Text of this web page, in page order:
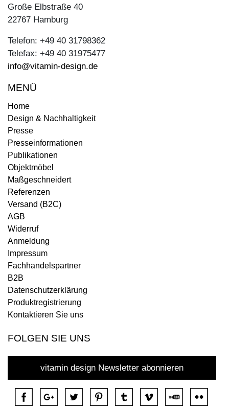
Große Elbstraße 40
22767 Hamburg
Telefon: +49 40 31798362
Telefax: +49 40 31975477
info@vitamin-design.de
MENÜ
Home
Design & Nachhaltigkeit
Presse
Presseinformationen
Publikationen
Objektmöbel
Maßgeschneidert
Referenzen
Versand (B2C)
AGB
Widerruf
Anmeldung
Impressum
Fachhandelspartner
B2B
Datenschutzerklärung
Produktregistrierung
Kontaktieren Sie uns
FOLGEN SIE UNS
vitamin design Newsletter abonnieren